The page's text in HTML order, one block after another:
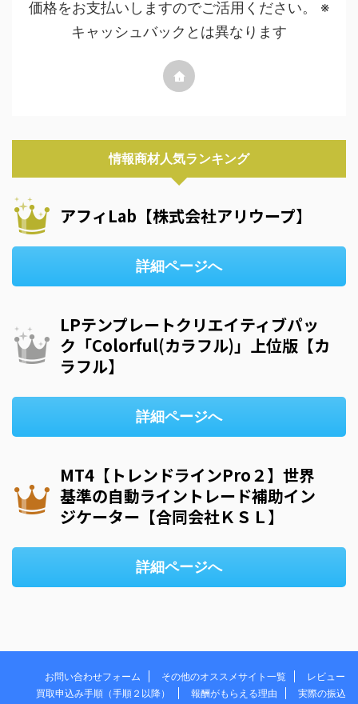
価格をお支払いしますのでご活用ください。 ※
キャッシュバックとは異なります
情報商材人気ランキング
アフィLab【株式会社アリウープ】
詳細ページへ
LPテンプレートクリエイティブパッ
ク「Colorful(カラフル)」上位版【カ
ラフル】
詳細ページへ
MT4【トレンドラインPro２】世界
基準の自動ライントレード補助イン
ジケーター【合同会社ＫＳＬ】
詳細ページへ
お問い合わせフォーム その他のオススメサイト一覧
レビュー
買取申込み手順（手順２以降）
報酬がもらえる理由 実際の振込